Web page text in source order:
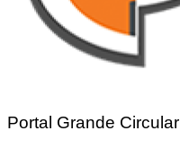
Portal Grande Circular